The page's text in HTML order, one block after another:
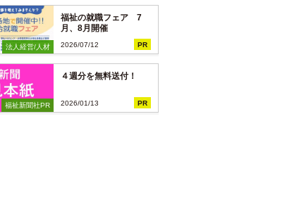
法人経営/人材
福祉の就職フェア 7
月、8月開催
2026/07/12 PR
福祉新聞社PR
４週分を無料送付！
2026/01/13 PR